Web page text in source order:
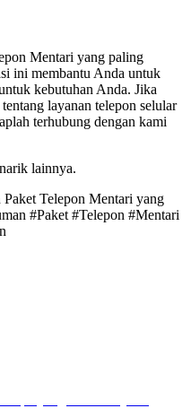
Mentari yang paling
ini membantu Anda untuk
kebutuhan Anda. Jika
layanan telepon selular
terhubung dengan kami
lainnya.
Telepon Mentari yang
#Paket #Telepon #Mentari